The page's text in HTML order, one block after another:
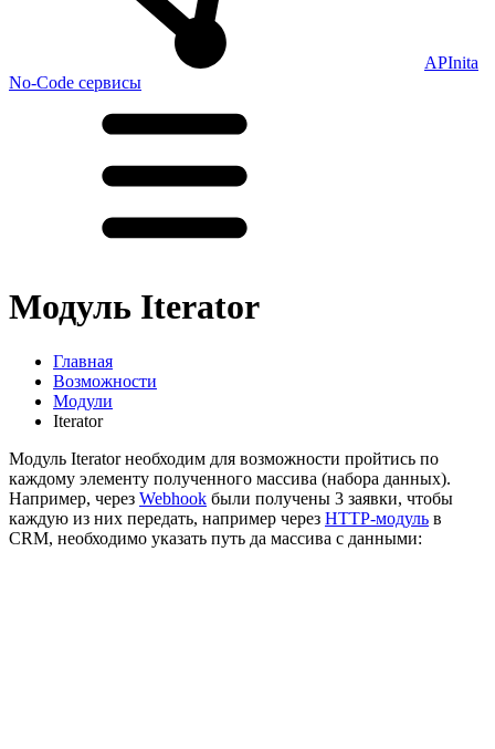
APInita
No-Code сервисы
Модуль Iterator
Главная
Возможности
Модули
Iterator
Модуль Iterator необходим для возможности пройтись по
каждому элементу полученного массива (набора данных).
Например, через Webhook были получены 3 заявки, чтобы
каждую из них передать, например через HTTP-модуль в
CRM, необходимо указать путь да массива с данными: